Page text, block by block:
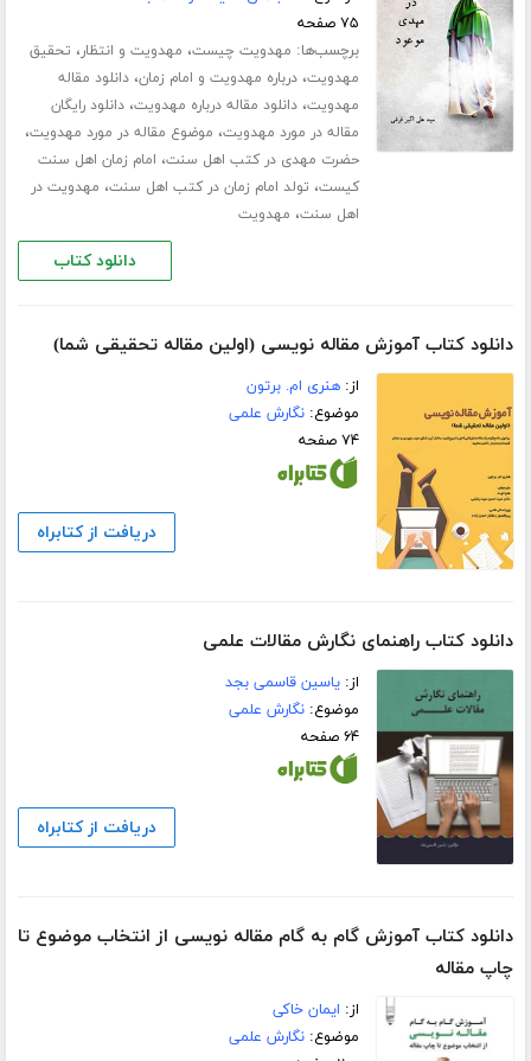
۷۵ صفحه
برچسب‌ها: مهدویت چیست، مهدویت و انتظار، تحقیق
مهدویت،درباره مهدویت و امام زمان،دانلود مقاله
مهدویت،دانلود مقاله درباره مهدویت،دانلود رایگان
مقاله در مورد مهدویت، موضوع مقاله در مورد مهدویت،
حضرت مهدی در کتب اهل سنت، امام زمان اهل سنت
کیست، تولد امام زمان در کتب اهل سنت، مهدویت در
اهل سنت، مهدویت
دانلود کتاب
دانلود کتاب آموزش مقاله نویسی (اولین مقاله تحقیقی شما)
از:هنری ام. برتون
موضوع:نگارش علمی
۷۴ صفحه
دریافت از کتابراه
دانلود کتاب راهنمای نگارش مقالات علمی
از:یاسین قاسمی بجد
موضوع:نگارش علمی
۶۴ صفحه
دریافت از کتابراه
دانلود کتاب آموزش گام به گام مقاله نویسی از انتخاب موضوع تا
چاپ مقاله
از: ایمان خاکی
موضوع:نگارش علمی